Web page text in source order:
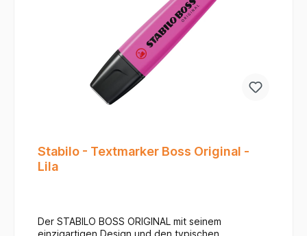
Perfekt für Bullet Journals, Skizzen, Malbücher für
Erwachsene oder selbst gestaltete Grußkarten.
Stabilo - Textmarker Boss Original -
Lila
Der STABILO BOSS ORIGINAL mit seinem